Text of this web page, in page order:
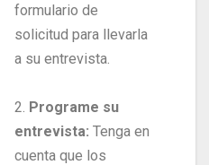
formulario de
solicitud para llevarla
a su entrevista.
2. Programe su
entrevista: Tenga en
cuenta que los